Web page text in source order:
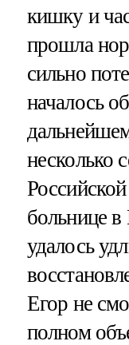
кишку и
прошла
сильно
началось
несколько
больнице
удалось
Егор не
полном